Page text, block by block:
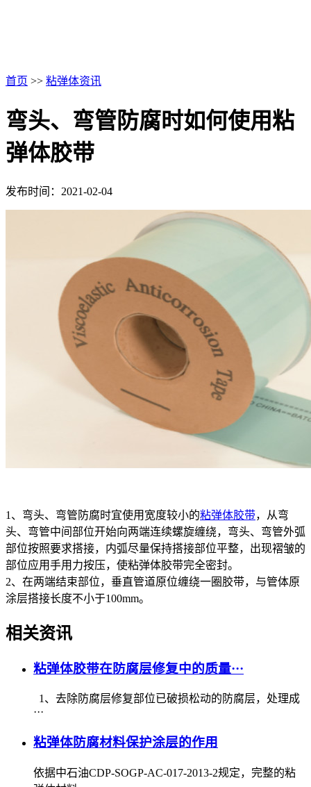
首页 >> 粘弹体资讯
弯头、弯管防腐时如何使用粘
弹体胶带
发布时间：2021-02-04
1、弯头、弯管防腐时宜使用宽度较小的粘弹体胶带，从弯
头、弯管中间部位开始向两端连续螺旋缠绕，弯头、弯管外弧
部位按照要求搭接，内弧尽量保持搭接部位平整，出现褶皱的
部位应用手用力按压，使粘弹体胶带完全密封。
2、在两端结束部位，垂直管道原位缠绕一圈胶带，与管体原
涂层搭接长度不小于100mm。
相关资讯
粘弹体胶带在防腐层修复中的质量···
1、去除防腐层修复部位已破损松动的防腐层，处理成
···
粘弹体防腐材料保护涂层的作用
依据中石油CDP-SOGP-AC-017-2013-2规定，完整的粘